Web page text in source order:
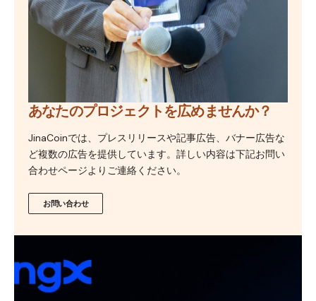
あなたのプロジェクトを広めませんか？
JinaCoinでは、プレスリリースや記事広告、バナー広告な
ど複数の広告を提供しています。詳しい内容は下記お問い
合わせページよりご連絡ください。
お問い合わせ